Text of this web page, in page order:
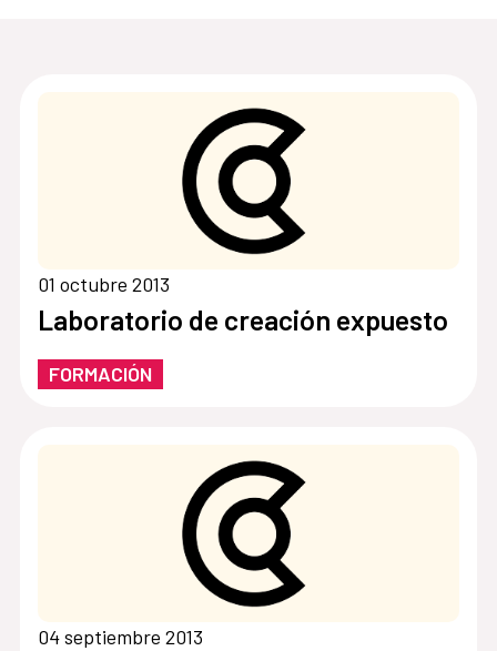
01 octubre 2013
Laboratorio de creación expuesto
FORMACIÓN
04 septiembre 2013